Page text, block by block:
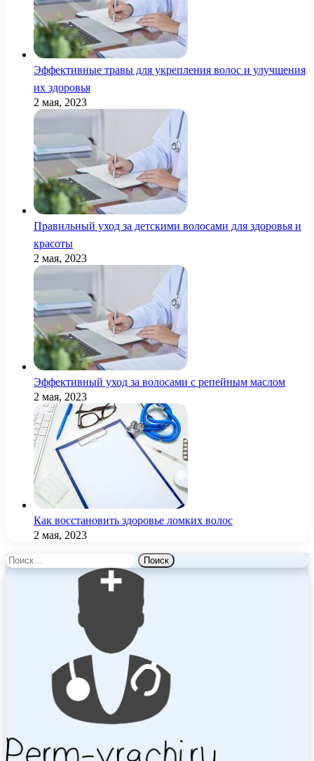
Эффективные травы для укрепления волос и улучшения
их здоровья
2 мая, 2023
Правильный уход за детскими волосами для здоровья и
красоты
2 мая, 2023
Эффективный уход за волосами с репейным маслом
2 мая, 2023
Как восстановить здоровье ломких волос
2 мая, 2023
Найти: